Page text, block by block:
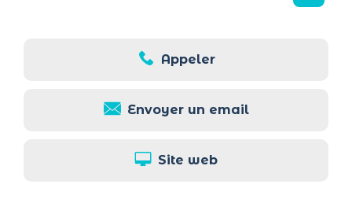
Appeler
Envoyer un email
Site web